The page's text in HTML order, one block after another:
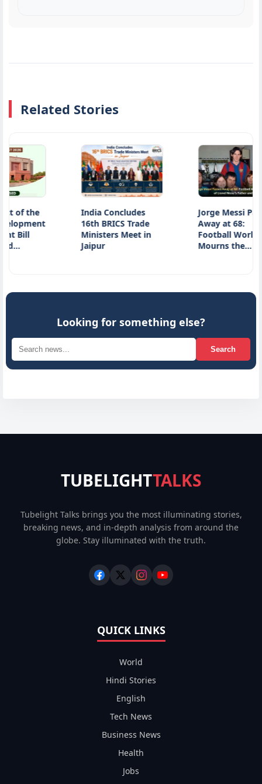
Related Stories
the
India Concludes
16th BRICS Trade
Ministers Meet in
Jaipur
Jorge Messi Passes
Away at 68:
Football World
Mourns the…
Looking for something else?
Search
TUBELIGHTTALKS
Tubelight Talks brings you the most illuminating stories,
breaking news, and in-depth analysis from around the
globe. Stay illuminated with the truth.
QUICK LINKS
World
Hindi Stories
English
Tech News
Business News
Health
Jobs